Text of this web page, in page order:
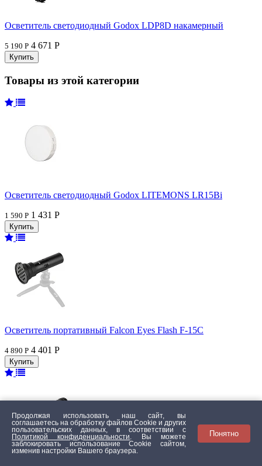
Осветитель светодиодный Godox LDP8D накамерный
5 190 Р 4 671 Р
Товары из этой категории
Осветитель светодиодный Godox LITEMONS LR15Bi
1 590 Р 1 431 Р
Осветитель портативный Falcon Eyes Flash F-15C
4 890 Р 4 401 Р
Продолжая использовать наш сайт, вы
соглашаетесь на обработку файлов Сookie и других
пользовательских данных, в соответствии с
Политикой конфиденциальности
. Вы можете
заблокировать использование Cookie сайтом,
изменив настройки Вашего браузера.
Понятно